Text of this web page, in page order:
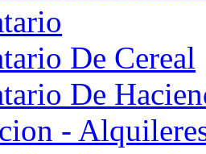
De Cereal
De
-